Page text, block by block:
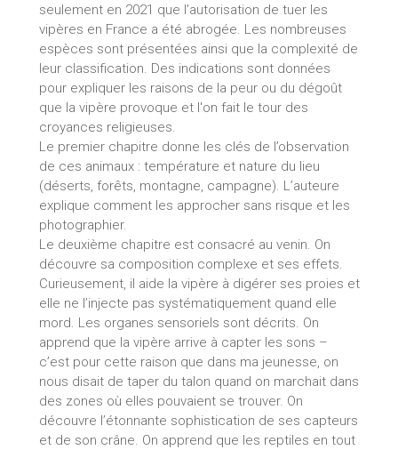
seulement en 2021 que l’autorisation de tuer les
vipères en France a été abrogée. Les nombreuses
espèces sont présentées ainsi que la complexité de
leur classification. Des indications sont données
pour expliquer les raisons de la peur ou du dégoût
que la vipère provoque et l'on fait le tour des
croyances religieuses.
Le premier chapitre donne les clés de l’observation
de ces animaux : température et nature du lieu
(déserts, forêts, montagne, campagne). L’auteure
explique comment les approcher sans risque et les
photographier.
Le deuxième chapitre est consacré au venin. On
découvre sa composition complexe et ses effets.
Curieusement, il aide la vipère à digérer ses proies et
elle ne l’injecte pas systématiquement quand elle
mord. Les organes sensoriels sont décrits. On
apprend que la vipère arrive à capter les sons –
c’est pour cette raison que dans ma jeunesse, on
nous disait de taper du talon quand on marchait dans
des zones où elles pouvaient se trouver. On
découvre l’étonnante sophistication de ses capteurs
et de son crâne. On apprend que les reptiles en tout